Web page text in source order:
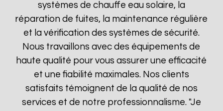
systèmes de chauffe eau solaire, la
réparation de fuites, la maintenance régulière
et la vérification des systèmes de sécurité.
Nous travaillons avec des équipements de
haute qualité pour vous assurer une efficacité
et une fiabilité maximales. Nos clients
satisfaits témoignent de la qualité de nos
services et de notre professionnalisme. "Je